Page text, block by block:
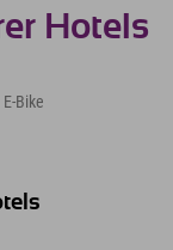
Hotels
Bike